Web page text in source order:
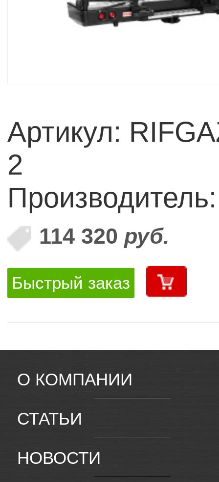
Артикул:
2
114 320 руб.
Быстрый заказ
О КОМПАНИИ
СТАТЬИ
НОВОСТИ